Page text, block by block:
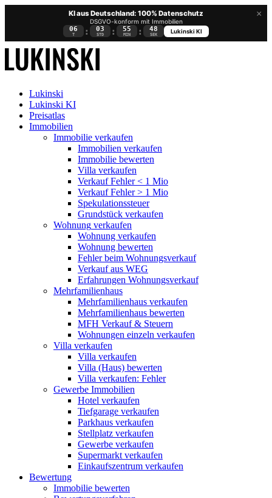
×
KI aus Deutschland: 100% Datenschutz
DSGVO-konform mit Immobilien
06
T : 03
STD : 55
MIN : 48
SEK
Lukinski KI
Lukinski
Lukinski KI
Preisatlas
Immobilien
Immobilie verkaufen
Immobilien verkaufen
Immobilie bewerten
Villa verkaufen
Verkauf Fehler < 1 Mio
Verkauf Fehler > 1 Mio
Spekulationssteuer
Grundstück verkaufen
Wohnung verkaufen
Wohnung verkaufen
Wohnung bewerten
Fehler beim Wohnungsverkauf
Verkauf aus WEG
Erfahrungen Wohnungsverkauf
Mehrfamilienhaus
Mehrfamilienhaus verkaufen
Mehrfamilienhaus bewerten
MFH Verkauf & Steuern
Wohnungen einzeln verkaufen
Villa verkaufen
Villa verkaufen
Villa (Haus) bewerten
Villa verkaufen: Fehler
Gewerbe Immobilien
Hotel verkaufen
Tiefgarage verkaufen
Parkhaus verkaufen
Stellplatz verkaufen
Gewerbe verkaufen
Supermarkt verkaufen
Einkaufszentrum verkaufen
Bewertung
Immobilie bewerten